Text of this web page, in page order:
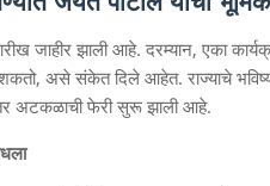
जाहीर झाली आहे. दरम्यान, एका
शकतो, असे संकेत दिले आहेत. राज्याचे
अटकळाची फेरी सुरू झाली आहे.